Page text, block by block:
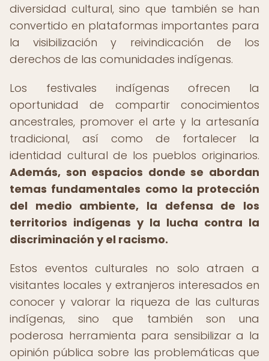
diversidad cultural, sino que también se han
convertido en plataformas importantes para
la visibilización y reivindicación de los
derechos de las comunidades indígenas.
Los festivales indígenas ofrecen la
oportunidad de compartir conocimientos
ancestrales, promover el arte y la artesanía
tradicional, así como de fortalecer la
identidad cultural de los pueblos originarios.
Además, son espacios donde se abordan
temas fundamentales como la protección
del medio ambiente, la defensa de los
territorios indígenas y la lucha contra la
discriminación y el racismo.
Estos eventos culturales no solo atraen a
visitantes locales y extranjeros interesados en
conocer y valorar la riqueza de las culturas
indígenas, sino que también son una
poderosa herramienta para sensibilizar a la
opinión pública sobre las problemáticas que